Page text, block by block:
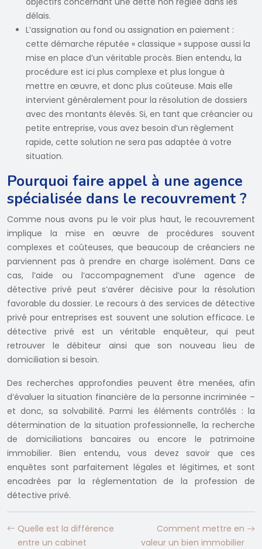
délais.
L’assignation au fond ou assignation en paiement :
cette démarche réputée « classique » suppose aussi la
mise en place d’un véritable procès. Bien entendu, la
procédure est ici plus complexe et plus longue à
mettre en œuvre, et donc plus coûteuse. Mais elle
intervient généralement pour la résolution de dossiers
avec des montants élevés. Si, en tant que créancier ou
petite entreprise, vous avez besoin d’un règlement
rapide, cette solution ne sera pas adaptée à votre
situation.
Pourquoi faire appel à une agence
spécialisée dans le recouvrement ?
Comme nous avons pu le voir plus haut, le recouvrement
implique la mise en œuvre de procédures souvent
complexes et coûteuses, que beaucoup de créanciers ne
parviennent pas à prendre en charge isolément. Dans ce
cas, l’aide ou l’accompagnement d’une agence de
détective privé peut s’avérer décisive pour la résolution
favorable du dossier. Le recours à des services de détective
privé pour entreprises est souvent une solution efficace. Le
détective privé est un véritable enquêteur, qui peut
retrouver le débiteur ainsi que son nouveau lieu de
domiciliation si besoin.
Des recherches approfondies peuvent être menées, afin
d’évaluer la situation financière de la personne incriminée –
et donc, sa solvabilité. Parmi les éléments contrôlés : la
détermination de la situation professionnelle, la recherche
de domiciliations bancaires ou encore le patrimoine
immobilier. Bien entendu, vous devez savoir que ces
enquêtes sont parfaitement légales et légitimes, et sont
encadrées par la réglementation de la profession de
détective privé.
Quelle est la différence
entre un cabinet
Comment mettre en
valeur un bien immobilier